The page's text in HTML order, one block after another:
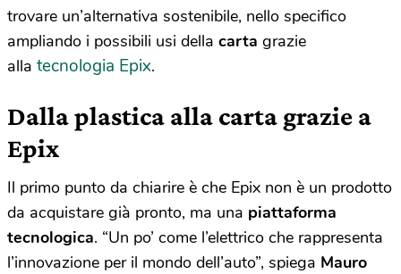
trovare un’alternativa sostenibile, nello specifico
ampliando i possibili usi della carta grazie
alla tecnologia Epix.
Dalla plastica alla carta grazie a
Epix
Il primo punto da chiarire è che Epix non è un prodotto
da acquistare già pronto, ma una piattaforma
tecnologica. “Un po’ come l’elettrico che rappresenta
l’innovazione per il mondo dell’auto”, spiega Mauro